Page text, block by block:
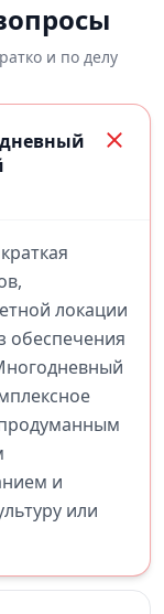
и по делу
локации
обеспечения
и
или